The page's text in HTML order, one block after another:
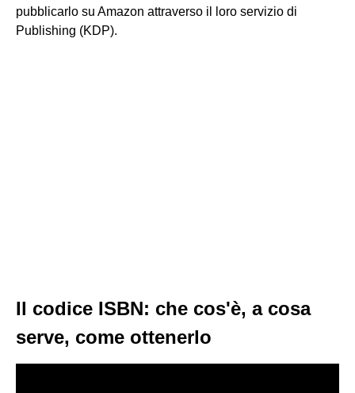
pubblicarlo su Amazon attraverso il loro servizio di
Publishing (KDP).
Il codice ISBN: che cos'è, a cosa
serve, come ottenerlo